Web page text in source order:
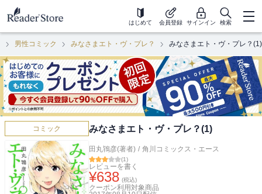
はじめて 会員登録 サインイン 検索
男性コミック みなさまエト・ヴ・プレ？ みなさまエト・ヴ・プレ？(1)
コミック みなさまエト・ヴ・プレ？(1)
田丸鴇彦(著者) / 角川コミックス・エース
(1)
レビューを書く
¥638 (税込)
クーポン利用対象商品